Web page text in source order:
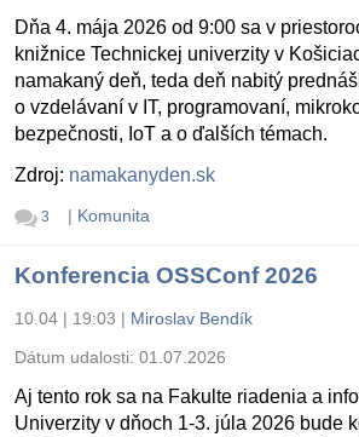
Dňa 4. mája 2026 od 9:00 sa v
knižnice Technickej univerzity v
namakaný deň, teda deň nabitý
o vzdelávaní v IT, programovaní,
bezpečnosti, IoT a o ďalších témach.
Zdroj: namakanyden.sk
3 | Komunita
Konferencia OSSConf 2026
10.04 | 19:03 | Miroslav Bendík
Dátum udalosti: 01.07.2026
Aj tento rok sa na Fakulte riadenia a
Univerzity v dňoch 1-3. júla 2026 bude